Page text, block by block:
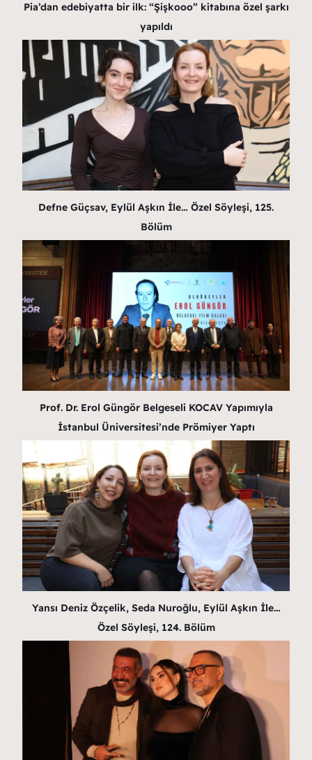
Pia’dan edebiyatta bir ilk: “Şişkooo” kitabına özel şarkı
yapıldı
Defne Güçsav, Eylül Aşkın İle… Özel Söyleşi, 125.
Bölüm
Prof. Dr. Erol Güngör Belgeseli KOCAV Yapımıyla
İstanbul Üniversitesi’nde Prömiyer Yaptı
Yansı Deniz Özçelik, Seda Nuroğlu, Eylül Aşkın İle…
Özel Söyleşi, 124. Bölüm